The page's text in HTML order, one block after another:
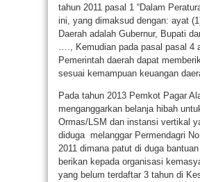
tahun 2011 pasal 1 “Dalam
ini, yang dimaksud dengan: ayat
Daerah adalah Gubernur, Bupati
…., Kemudian pada pasal pasal 4
Pemerintah daerah dapat
sesuai kemampuan keuangan
Pada tahun 2013 Pemkot Pagar
menganggarkan belanja hibah
Ormas/LSM dan instansi vertikal
diduga melanggar Permendagri
2011 dimana patut di duga
berikan kepada organisasi
yang belum terdaftar 3 tahun di